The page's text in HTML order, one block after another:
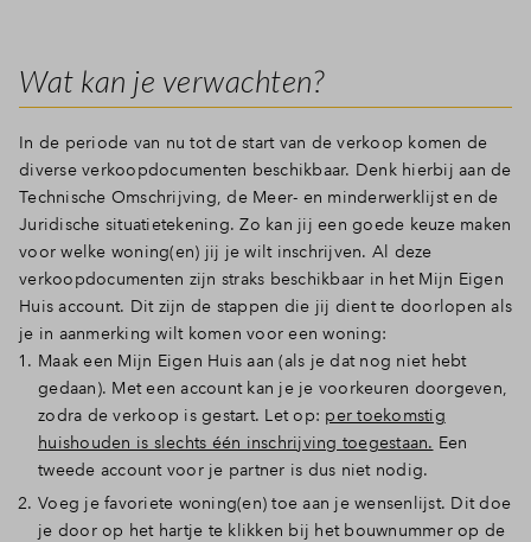
Inloggen
Wat kan je verwachten?
In de periode van nu tot de start van de verkoop komen de
diverse verkoopdocumenten beschikbaar. Denk hierbij aan de
Technische Omschrijving, de Meer- en minderwerklijst en de
Juridische situatietekening. Zo kan jij een goede keuze maken
voor welke woning(en) jij je wilt inschrijven. Al deze
verkoopdocumenten zijn straks beschikbaar in het Mijn Eigen
Huis account. Dit zijn de stappen die jij dient te doorlopen als
je in aanmerking wilt komen voor een woning:
Maak een Mijn Eigen Huis aan (als je dat nog niet hebt
gedaan). Met een account kan je je voorkeuren doorgeven,
zodra de verkoop is gestart. Let op: per toekomstig
huishouden is slechts één inschrijving toegestaan. Een
tweede account voor je partner is dus niet nodig.
Voeg je favoriete woning(en) toe aan je wensenlijst. Dit doe
je door op het hartje te klikken bij het bouwnummer op de